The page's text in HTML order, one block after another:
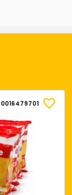
0016479701